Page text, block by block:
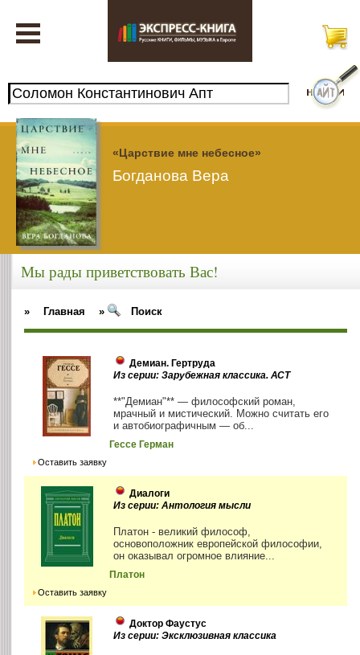
«Царствие мне небесное»
Богданова Вера
Мы рады приветствовать Вас!
» Главная » Поиск
Демиан. Гертруда
Из серии: Зарубежная классика. АСТ
**"Демиан"** — философский роман,
мрачный и мистический. Можно считать его
и автобиографичным — об...
Гессе Герман
Оставить заявку
Диалоги
Из серии: Антология мысли
Платон - великий философ,
основоположник европейской философии,
он оказывал огромное влияние...
Платон
Оставить заявку
Доктор Фаустус
Из серии: Эксклюзивная классика